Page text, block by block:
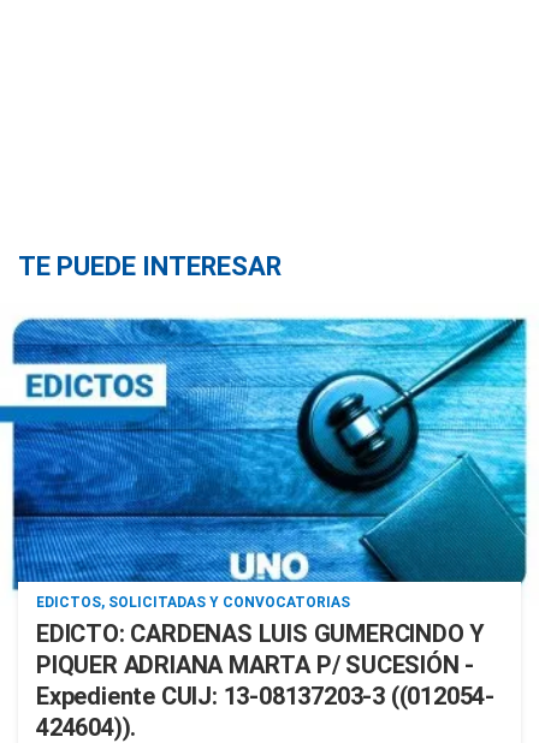
TE PUEDE INTERESAR
EDICTOS, SOLICITADAS Y CONVOCATORIAS
EDICTO: CARDENAS LUIS GUMERCINDO Y
PIQUER ADRIANA MARTA P/ SUCESIÓN -
Expediente CUIJ: 13-08137203-3 ((012054-
424604)).